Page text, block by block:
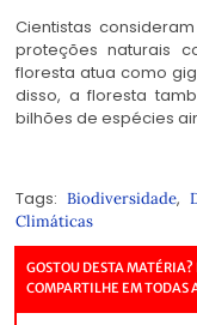
Cientistas
proteções naturais
floresta atua como
disso, a floresta
bilhões de espécies
Tags: Biodiversidade,
Climáticas
GOSTOU DESTA MATÉRIA?
COMPARTILHE EM TODAS